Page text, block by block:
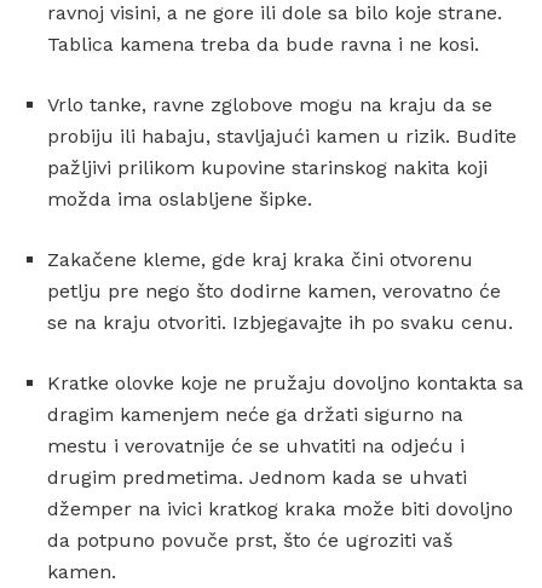
ravnoj visini, a ne gore ili dole sa bilo koje strane.
Tablica kamena treba da bude ravna i ne kosi.
Vrlo tanke, ravne zglobove mogu na kraju da se
probiju ili habaju, stavljajući kamen u rizik. Budite
pažljivi prilikom kupovine starinskog nakita koji
možda ima oslabljene šipke.
Zakačene kleme, gde kraj kraka čini otvorenu
petlju pre nego što dodirne kamen, verovatno će
se na kraju otvoriti. Izbjegavajte ih po svaku cenu.
Kratke olovke koje ne pružaju dovoljno kontakta sa
dragim kamenjem neće ga držati sigurno na
mestu i verovatnije će se uhvatiti na odjeću i
drugim predmetima. Jednom kada se uhvati
džemper na ivici kratkog kraka može biti dovoljno
da potpuno povuče prst, što će ugroziti vaš
kamen.